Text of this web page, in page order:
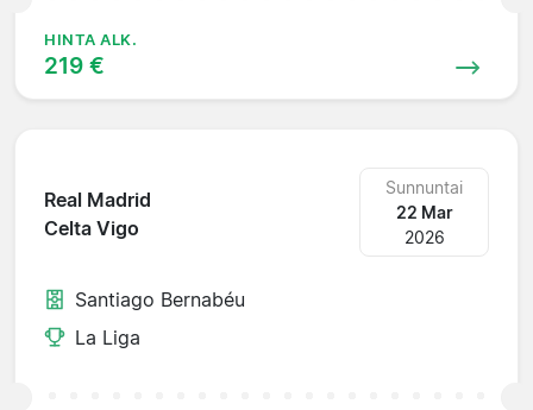
HINTA ALK.
219 €
Real Madrid
Celta Vigo
Sunnuntai
22 Mar
2026
Santiago Bernabéu
La Liga